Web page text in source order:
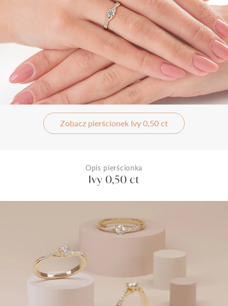
Zobacz pierścionek Ivy 0,50 ct
Opis pierścionka
Ivy 0,50 ct